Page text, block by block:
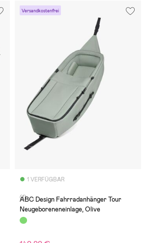
Versandkostenfrei
1 VERFÜGBAR
(1)
ABC Design Fahrradanhänger Tour
Neugeboreneneinlage, Olive